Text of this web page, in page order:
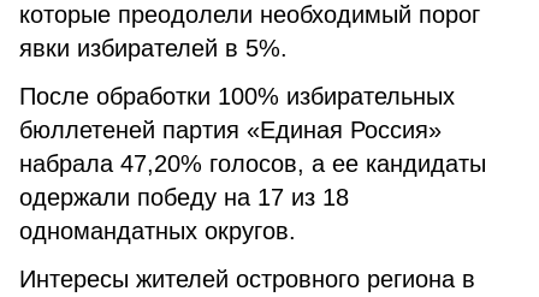
которые преодолели необходимый порог
явки избирателей в 5%.
После обработки 100% избирательных
бюллетеней партия «Единая Россия»
набрала 47,20% голосов, а ее кандидаты
одержали победу на 17 из 18
одномандатных округов.
Интересы жителей островного региона в